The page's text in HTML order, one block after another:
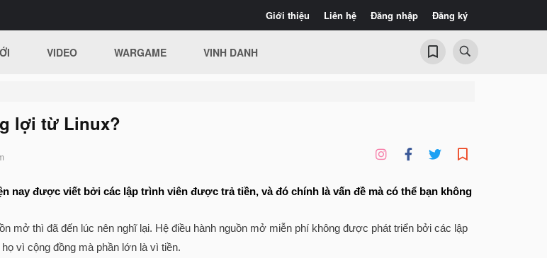
Giới thiệu Liên hệ Đăng nhập Đăng ký
VIDEO WARGAME VINH DANH
lợi từ Linux?
nay được viết bởi các lập trình viên được trả tiền, và đó chính là vấn đề mà có thể bạn không
mở thì đã đến lúc nên nghĩ lại. Hệ điều hành nguồn mở miễn phí không được phát triển bởi các lập
vì cộng đồng mà phần lớn là vì tiền.